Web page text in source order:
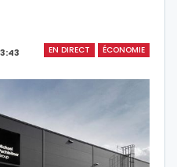
EN DIRECT ÉCONOMIE